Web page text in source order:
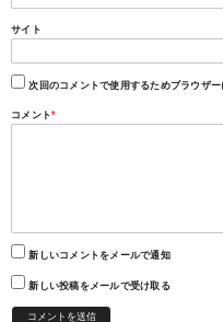
サイト
次回のコメントで使用するためブラウザ
コメント*
新しいコメントをメールで通知
新しい投稿をメールで受け取る